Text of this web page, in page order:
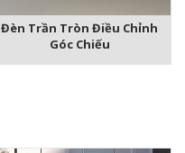
Đèn Trần Tròn Điều Chỉnh
Góc Chiếu